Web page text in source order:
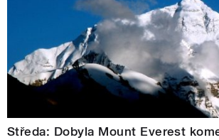
Středa: Dobyla Mount Everest